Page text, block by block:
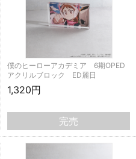
僕のヒーローアカデミア 6期OPED
アクリルブロック ED麗日
1,320円
完売